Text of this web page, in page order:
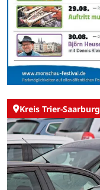
Kreis Trier-Saarburg